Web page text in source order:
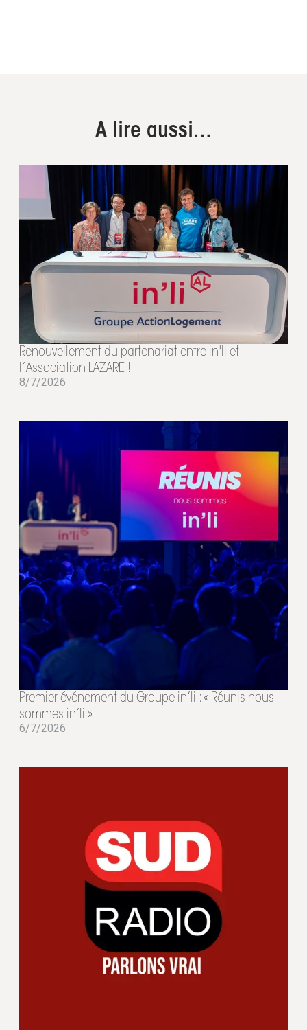
A lire aussi...
Renouvellement du partenariat entre in'li et
l’Association LAZARE !
8/7/2026
Premier événement du Groupe in’li : « Réunis nous
sommes in’li »
6/7/2026